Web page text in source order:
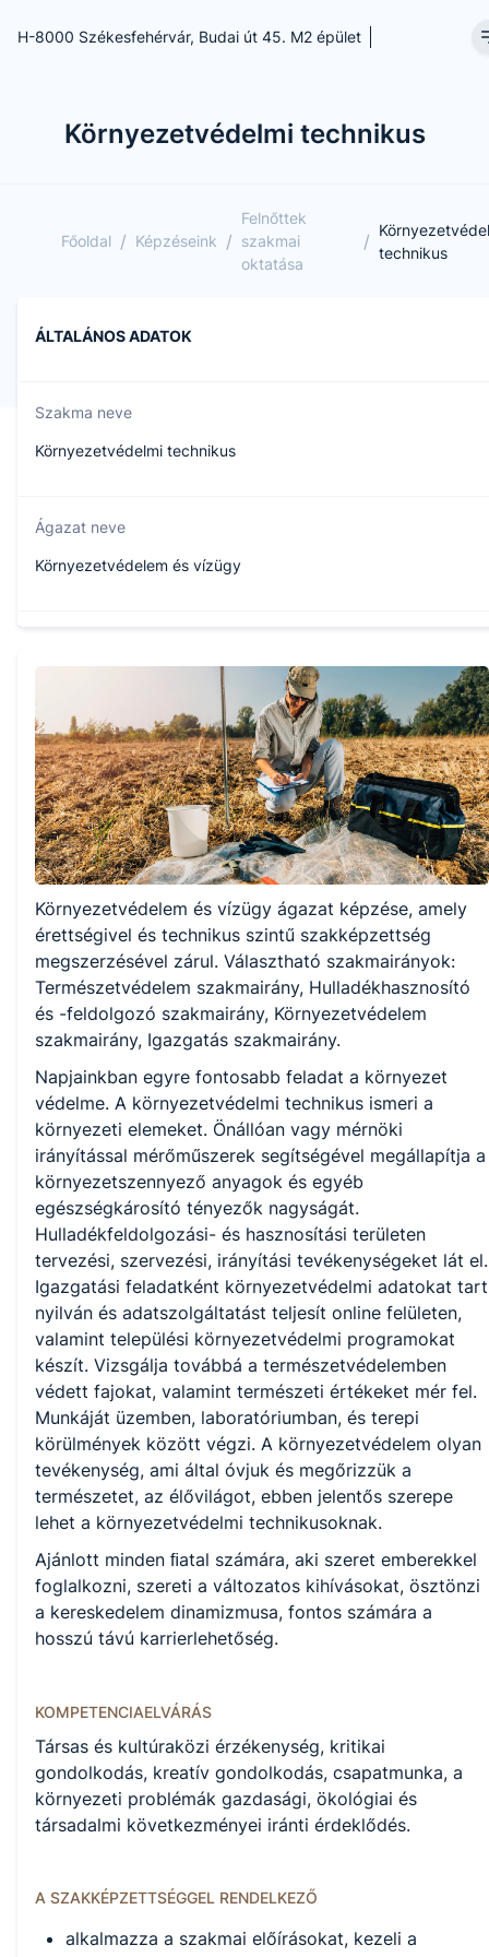
H-8000 Székesfehérvár, Budai út 45. M2 épület
Környezetvédelmi technikus
Főoldal / Képzéseink /
Felnőttek
szakmai
oktatása
/
technikus
ÁLTALÁNOS ADATOK
Szakma neve
Környezetvédelmi technikus
Ágazat neve
Környezetvédelem és vízügy
Képzés időtartama
1.5 év
Választható szakmairányok:
Természetvédelem
Hulladékhasznosító és -feldolgozó
Környezetvédelem
Igazgatás
KKK letöltése (pdf)
PTT letöltése (pdf)
Okleveles technikusképzés
Nem
A képzést indító intézményeink
Székesfehérvári SZC Bugát Pál Technikum (igazgató: Szomor
Andrea)
Környezetvédelem és vízügy ágazat képzése, amely
érettségivel és technikus szintű szakképzettség
megszerzésével zárul. Választható szakmairányok:
Természetvédelem szakmairány, Hulladékhasznosító
és -feldolgozó szakmairány, Környezetvédelem
szakmairány, Igazgatás szakmairány.
Napjainkban egyre fontosabb feladat a környezet
védelme. A környezetvédelmi technikus ismeri a
környezeti elemeket. Önállóan vagy mérnöki
irányítással mérőműszerek segítségével megállapítja a
környezetszennyező anyagok és egyéb
egészségkárosító tényezők nagyságát.
Hulladékfeldolgozási- és hasznosítási területen
tervezési, szervezési, irányítási tevékenységeket lát el.
Igazgatási feladatként környezetvédelmi adatokat tart
nyilván és adatszolgáltatást teljesít online felületen,
valamint települési környezetvédelmi programokat
készít. Vizsgálja továbbá a természetvédelemben
védett fajokat, valamint természeti értékeket mér fel.
Munkáját üzemben, laboratóriumban, és terepi
körülmények között végzi. A környezetvédelem olyan
tevékenység, ami által óvjuk és megőrizzük a
természetet, az élővilágot, ebben jelentős szerepe
lehet a környezetvédelmi technikusoknak.
Ajánlott minden ﬁatal számára, aki szeret emberekkel
foglalkozni, szereti a változatos kihívásokat, ösztönzi
a kereskedelem dinamizmusa, fontos számára a
hosszú távú karrierlehetőség.
KOMPETENCIAELVÁRÁS
Társas és kultúraközi érzékenység, kritikai
gondolkodás, kreatív gondolkodás, csapatmunka, a
környezeti problémák gazdasági, ökológiai és
társadalmi következményei iránti érdeklődés.
A SZAKKÉPZETTSÉGGEL RENDELKEZŐ
alkalmazza a szakmai előírásokat, kezeli a